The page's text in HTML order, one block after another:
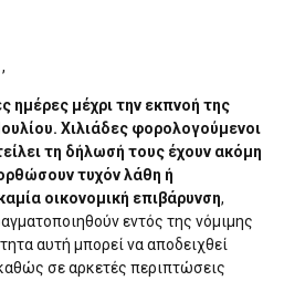
ημέρες μέχρι την εκπνοή της
Χιλιάδες φορολογούμενοι
τη δήλωσή τους έχουν ακόμη
τυχόν λάθη ή
οικονομική επιβάρυνση,
εντός της νόμιμης
αυτή μπορεί να αποδειχθεί
σε αρκετές περιπτώσεις